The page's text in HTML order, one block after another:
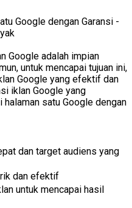
Google dengan Garansi -
Google adalah impian
untuk mencapai tujuan ini,
Google yang efektif dan
iklan Google yang
satu Google dengan
dan target audiens yang
dan efektif
untuk mencapai hasil